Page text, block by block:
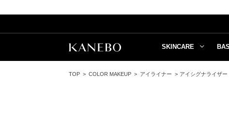
SKINCARE
TOP COLOR MAKEUP アイライナー アイシグナライザー